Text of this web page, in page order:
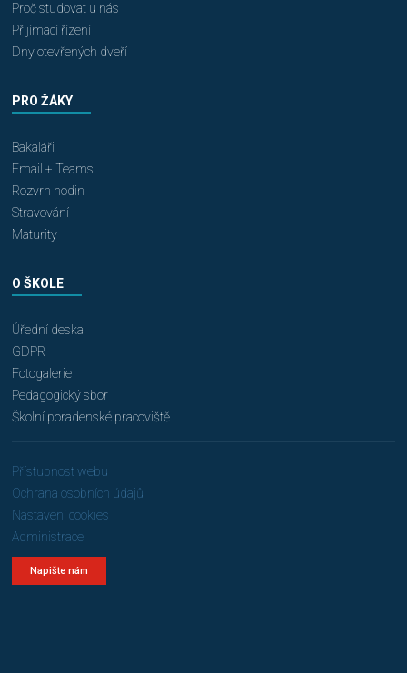
Proč studovat u nás
Přijímací řízení
Dny otevřených dveří
PRO ŽÁKY
Bakaláři
Email + Teams
Rozvrh hodin
Stravování
Maturity
O ŠKOLE
Úřední deska
GDPR
Fotogalerie
Pedagogický sbor
Školní poradenské pracoviště
Přístupnost webu
Ochrana osobních údajů
Nastavení cookies
Administrace
Napište nám